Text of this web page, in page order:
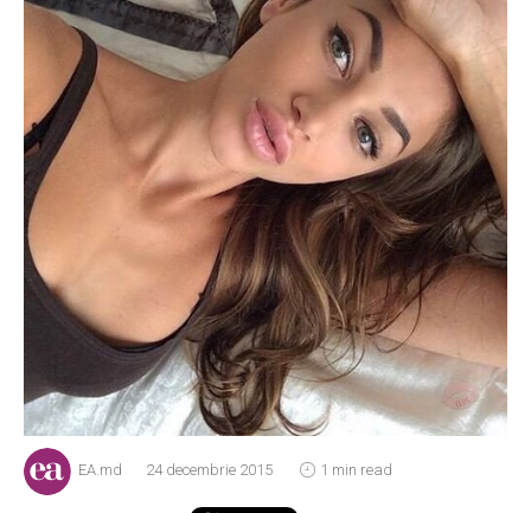
EA.md 24 decembrie 2015 1 min read